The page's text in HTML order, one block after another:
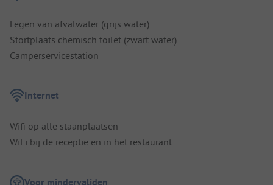
Legen van afvalwater (grijs water)
Stortplaats chemisch toilet (zwart water)
Camperservicestation
Internet
Wifi op alle staanplaatsen
WiFi bij de receptie en in het restaurant
Voor mindervaliden